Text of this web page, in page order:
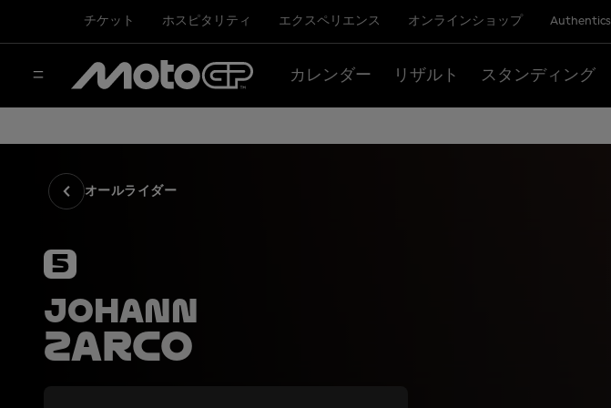
チケット ホスピタリティ エクスペリエンス オンラインショップ Authentics
カレンダー リザルト スタンディング
オールライダー
5
Johann
Zarco